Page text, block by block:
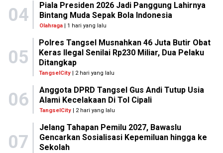
04
Piala Presiden 2026 Jadi Panggung Lahirnya
Bintang Muda Sepak Bola Indonesia
Olahraga| 1 hari yang lalu
05
Polres Tangsel Musnahkan 46 Juta Butir Obat
Keras Ilegal Senilai Rp230 Miliar, Dua Pelaku
Ditangkap
TangselCity | 2 hari yang lalu
06
Anggota DPRD Tangsel Gus Andi Tutup Usia
Alami Kecelakaan Di Tol Cipali
TangselCity| 2 hari yang lalu
07
Jelang Tahapan Pemilu 2027, Bawaslu
Gencarkan Sosialisasi Kepemiluan hingga ke
Sekolah